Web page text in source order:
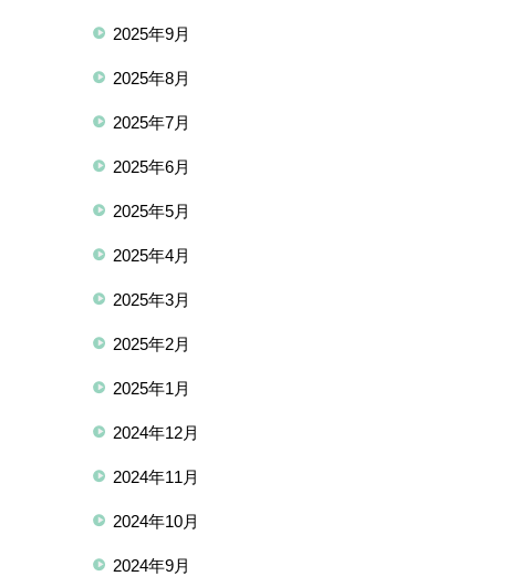
2025年9月
2025年8月
2025年7月
2025年6月
2025年5月
2025年4月
2025年3月
2025年2月
2025年1月
2024年12月
2024年11月
2024年10月
2024年9月